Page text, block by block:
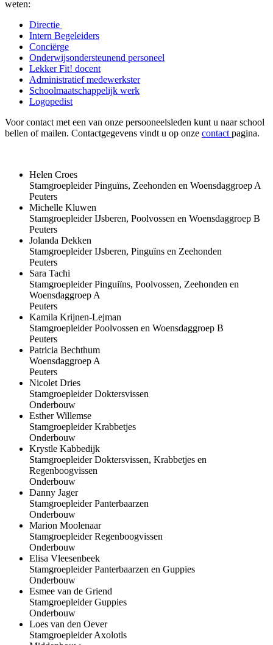
weten:
Directie
Intern Begeleiders
Conciërge
Onderwijsondersteunend personeel
Lekker Fit! docent
Administratief medewerkster
Schoolmaatschappelijk werk
Logopedist
Voor contact met een van onze persooneelsleden kunt u naar school
bellen of mailen. Contactgegevens vindt u op onze contact pagina.
Helen Croes
Stamgroepleider Pinguïns, Zeehonden en Woensdaggroep A
Peuters
Michelle Kluwen
Stamgroepleider IJsberen, Poolvossen en Woensdaggroep B
Peuters
Jolanda Dekken
Stamgroepleider IJsberen, Pinguïns en Zeehonden
Peuters
Sara Tachi
Stamgroepleider Pinguiïns, Poolvossen, Zeehonden en
Woensdaggroep A
Peuters
Kamila Krijnen-Lejman
Stamgroepleider Poolvossen en Woensdaggroep B
Peuters
Patricia Bechthum
Woensdaggroep A
Peuters
Nicolet Dries
Stamgroepleider Doktersvissen
Onderbouw
Esther Willemse
Stamgroepleider Krabbetjes
Onderbouw
Krystle Kabbedijk
Stamgroepleider Doktersvissen, Krabbetjes en
Regenboogvissen
Onderbouw
Danny Jager
Stamgroepleider Panterbaarzen
Onderbouw
Marion Moolenaar
Stamgroepleider Regenboogvissen
Onderbouw
Elisa Vleesenbeek
Stamgroepleider Panterbaarzen en Guppies
Onderbouw
Esmee van de Griend
Stamgroepleider Guppies
Onderbouw
Loes van den Oever
Stamgroepleider Axolotls